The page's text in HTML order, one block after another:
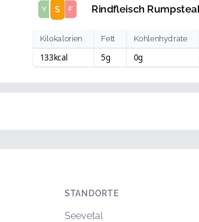
Score Rindfleisch
Kilokalorien Fett Kohlenhydrate
133kcal 5g 0g
STANDORTE
Seevetal